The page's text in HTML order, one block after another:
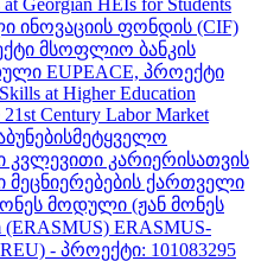
ინოვაციის ფონდის (CIF)
მსოფლიო ბანკის
EUPEACE, პროექტი
at Higher Education
Century Labor Market
კვლევითი კარიერისათვის
ქართველი
მოდული (ჟან მონეს
(ERASMUS) ERASMUS-
- პროექტი: 101083295